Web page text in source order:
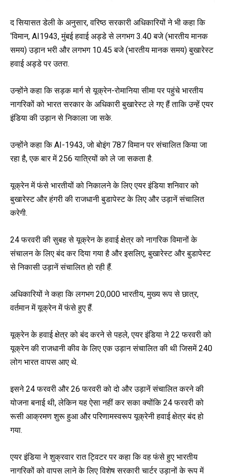
द सियासत डेली के अनुसार, वरिष्ठ सरकारी अधिकारियों ने भी कहा कि
‘विमान, AI1943, मुंबई हवाई अड्डे से लगभग 3.40 बजे (भारतीय मानक
समय) उड़ान भरी और लगभग 10.45 बजे (भारतीय मानक समय) बुखारेस्ट
हवाई अड्डे पर उतरा.
उन्होंने कहा कि सड़क मार्ग से यूक्रेन-रोमानिया सीमा पर पहुंचे भारतीय
नागरिकों को भारत सरकार के अधिकारी बुखारेस्ट ले गए हैं ताकि उन्हें एयर
इंडिया की उड़ान से निकाला जा सके.
उन्होंने कहा कि AI-1943, जो बोइंग 787 विमान पर संचालित किया जा
रहा है, एक बार में 256 यात्रियों को ले जा सकता है.
यूक्रेन में फंसे भारतीयों को निकालने के लिए एयर इंडिया शनिवार को
बुखारेस्ट और हंगरी की राजधानी बुडापेस्ट के लिए और उड़ानें संचालित
करेगी.
24 फरवरी की सुबह से यूक्रेन के हवाई क्षेत्र को नागरिक विमानों के
संचालन के लिए बंद कर दिया गया है और इसलिए, बुखारेस्ट और बुडापेस्ट
से निकासी उड़ानें संचालित हो रही हैं.
अधिकारियों ने कहा कि लगभग 20,000 भारतीय, मुख्य रूप से छात्र,
वर्तमान में यूक्रेन में फंसे हुए हैं.
यूक्रेन के हवाई क्षेत्र को बंद करने से पहले, एयर इंडिया ने 22 फरवरी को
यूक्रेन की राजधानी कीव के लिए एक उड़ान संचालित की थी जिसमें 240
लोग भारत वापस आए थे.
इसने 24 फरवरी और 26 फरवरी को दो और उड़ानें संचालित करने की
योजना बनाई थी, लेकिन यह ऐसा नहीं कर सका क्योंकि 24 फरवरी को
रूसी आक्रमण शुरू हुआ और परिणामस्वरूप यूक्रेनी हवाई क्षेत्र बंद हो
गया.
एयर इंडिया ने शुक्रवार रात ट्विटर पर कहा कि वह फंसे हुए भारतीय
नागरिकों को वापस लाने के लिए विशेष सरकारी चार्टर उड़ानों के रूप में